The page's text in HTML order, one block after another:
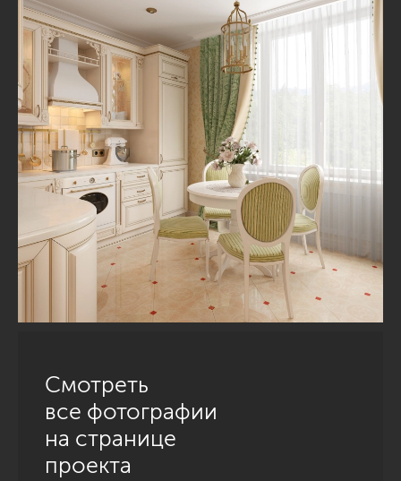
Смотреть
все фотографии
на странице
проекта